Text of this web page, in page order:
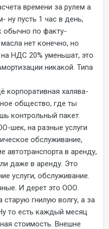
времени за рулем а
ну пусть 1 час в день,
обычно по факту-
нет конечно, но
НДС 20% уменьшат, это
никакой. Типа
корпоративная халява-
общество, где ты
контрольный пакет.
шек, на разные услуги
обслуживание,
автотранспорта в аренду,
даже в аренду. Это
услуги, обслуживание.
И дерет это ООО.
гнилую волгу, а за
то есть каждый месяц
стоимость. Внешне